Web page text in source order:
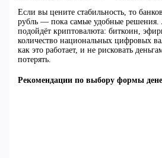
Если вы цените стабильность, то
рубль — пока самые удобные
подойдёт криптовалюта: биткоин,
количество национальных цифровых
как это работает, и не рисковать
потерять.
Рекомендации по выбору формы